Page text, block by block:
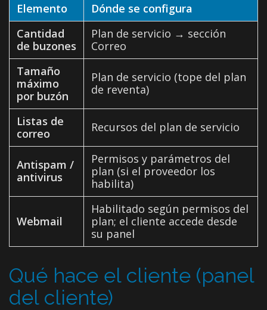
Elemento
Dónde se configura
Cantidad
de buzones
Plan de servicio → sección
Correo
Tamaño
máximo
por buzón
Plan de servicio (tope del plan
de reventa)
Listas de
correo
Recursos del plan de servicio
Antispam /
antivirus
Permisos y parámetros del
plan (si el proveedor los
habilita)
Webmail
Habilitado según permisos del
plan; el cliente accede desde
su panel
Qué hace el cliente (panel
del cliente)